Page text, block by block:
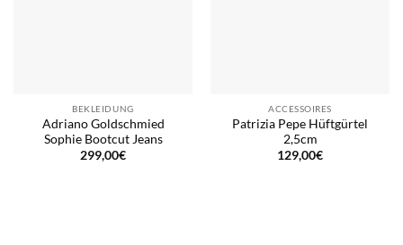
BEKLEIDUNG
Adriano Goldschmied
Sophie Bootcut Jeans
299,00€
ACCESSOIRES
Patrizia Pepe Hüftgürtel
2,5cm
129,00€